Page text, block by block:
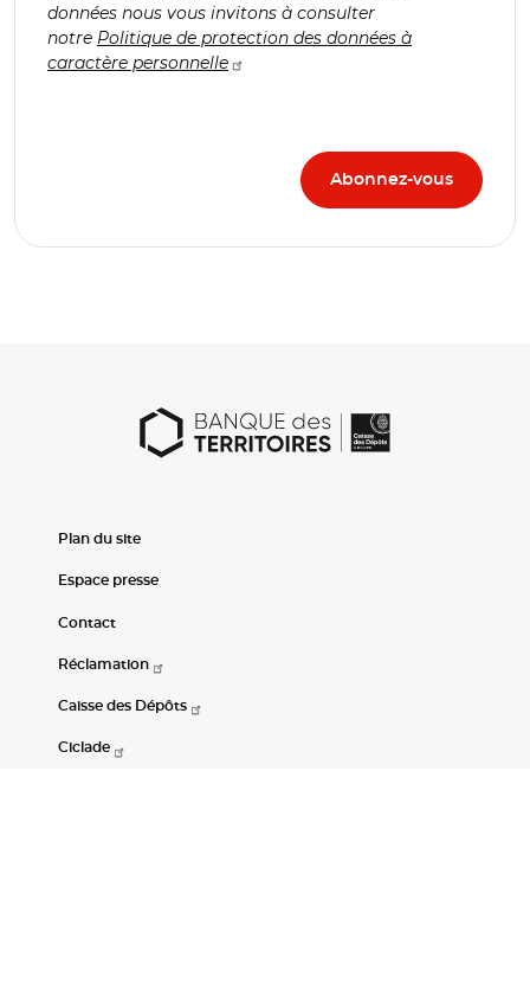
données nous vous invitons à consulter
notre Politique de protection des données à
caractère personnelle
Plan du site
Espace presse
Contact
Réclamation
Caisse des Dépôts
Ciclade